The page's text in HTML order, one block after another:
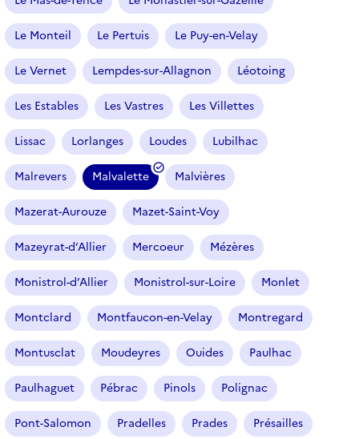
Le Monteil Le Pertuis Le Puy-en-Velay
Le Vernet Lempdes-sur-Allagnon Léotoing
Les Estables Les Vastres Les Villettes
Lissac Lorlanges Loudes Lubilhac
Malrevers Malvalette
(
s
é
l
e
c
t
i
Malvières
Mazerat-Aurouze Mazet-Saint-Voy
Mazeyrat-d’Allier Mercoeur Mézères
Monistrol-d’Allier Monistrol-sur-Loire Monlet
Montclard Montfaucon-en-Velay Montregard
Montusclat Moudeyres Ouides Paulhac
Paulhaguet Pébrac Pinols Polignac
Pont-Salomon Pradelles Prades Présailles